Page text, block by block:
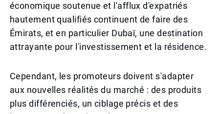
économique soutenue et l'afflux d'expatriés
hautement qualifiés continuent de faire des
Émirats, et en particulier Dubaï, une destination
attrayante pour l'investissement et la résidence.
Cependant, les promoteurs doivent s'adapter
aux nouvelles réalités du marché : des produits
plus différenciés, un ciblage précis et des